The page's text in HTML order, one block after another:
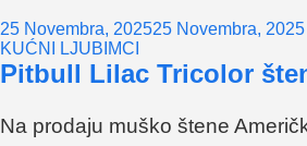
25 Novembra, 202525 Novembra, 2025
KUĆNI LJUBIMCI
Pitbull Lilac Tricolor
Na prodaju muško štene